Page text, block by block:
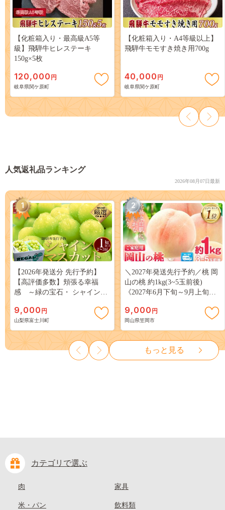
【化粧箱入り・最高級A5等
級】飛騨牛ヒレステーキ
150g×5枚
120,000 円
岐阜県関ケ原町
【化粧箱入り・A4等級以上】
飛騨牛モモすき焼き用700g
40,000 円
岐阜県関ケ原町
人気返礼品ランキング
2026年08月07日最新
1
【2026年発送分 先行予約】
【高評価多数】頬張る幸福
感 ～緑の宝石・ シャインマ
３房） フルーツ 山梨県産 果
物 くだもの シャイン マスカ
ット ぶどう ブドウ 葡萄 大粒
種なし 先行予約 富士川町
10000円 一万円 9000円 九千円
9,000 円
山梨県富士川町
2
＼2027年発送先行予約／桃 岡
山の桃 約1kg(3~5玉前後)
《2027年6月下旬～9月上旬頃
岡山 はくとう スイーツ フル
ーツ 果物 デザート 旬 モモ も
も 先行予約 送料無料 果物 岡
山県 笠岡市 清水白桃 白鳳 白
麗 クール便---
kasaoka_zsy_419_100---
9,000 円
岡山県笠岡市
もっと見る
カテゴリで選ぶ
肉
米・パン
家具
飲料類